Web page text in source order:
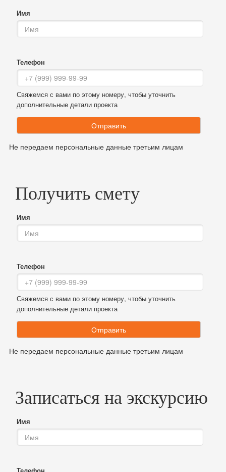
Имя
Телефон
Свяжемся с вами по этому номеру, чтобы уточнить
дополнительные детали проекта
Отправить
Не передаем персональные данные третьим лицам
Получить смету
Имя
Телефон
Свяжемся с вами по этому номеру, чтобы уточнить
дополнительные детали проекта
Отправить
Не передаем персональные данные третьим лицам
Записаться на экскурсию
Имя